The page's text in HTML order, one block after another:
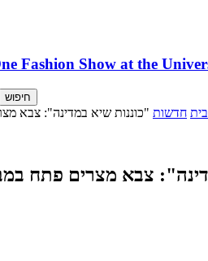
Fashion Show at the
בית חדשות "כוננות שיא במדינה": צבא
צבא מצרים פתח